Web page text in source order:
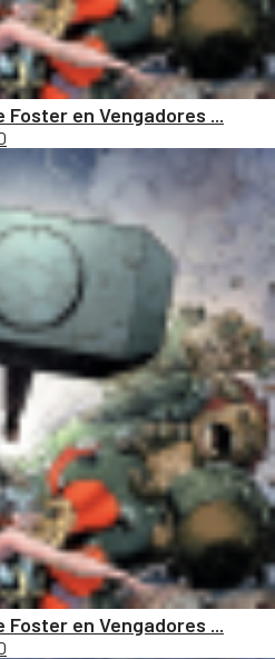
en Vengadores ...
en Vengadores ...